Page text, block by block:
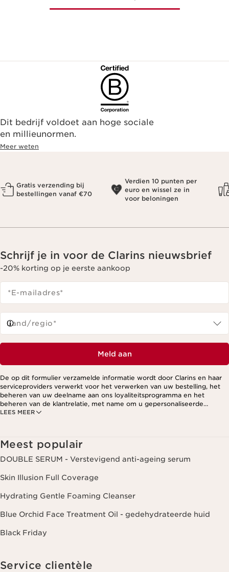
Dit bedrijf voldoet aan hoge sociale
en millieunormen.
Meer weten
Gratis verzending bij
bestellingen vanaf €70
Verdien 10 punten per
euro en wissel ze in
voor beloningen
Schrijf je in voor de Clarins nieuwsbrief
-20% korting op je eerste aankoop
*E-mailadres*
Land/regio*
Meld aan
LEES MEER
De op dit formulier verzamelde informatie wordt door Clarins en haar
serviceproviders verwerkt voor het verwerken van uw bestelling, het
beheren van uw deelname aan ons loyaliteitsprogramma en het
beheren van de klantrelatie, met name om u gepersonaliseerde
aanbiedingen te kunnen sturen op basis van uw eerdere aankopen en
Meest populair
DOUBLE SERUM - Verstevigend anti-ageing serum
Skin Illusion Full Coverage
Hydrating Gentle Foaming Cleanser
Blue Orchid Face Treatment Oil - gedehydrateerde huid
Black Friday
Service clientèle